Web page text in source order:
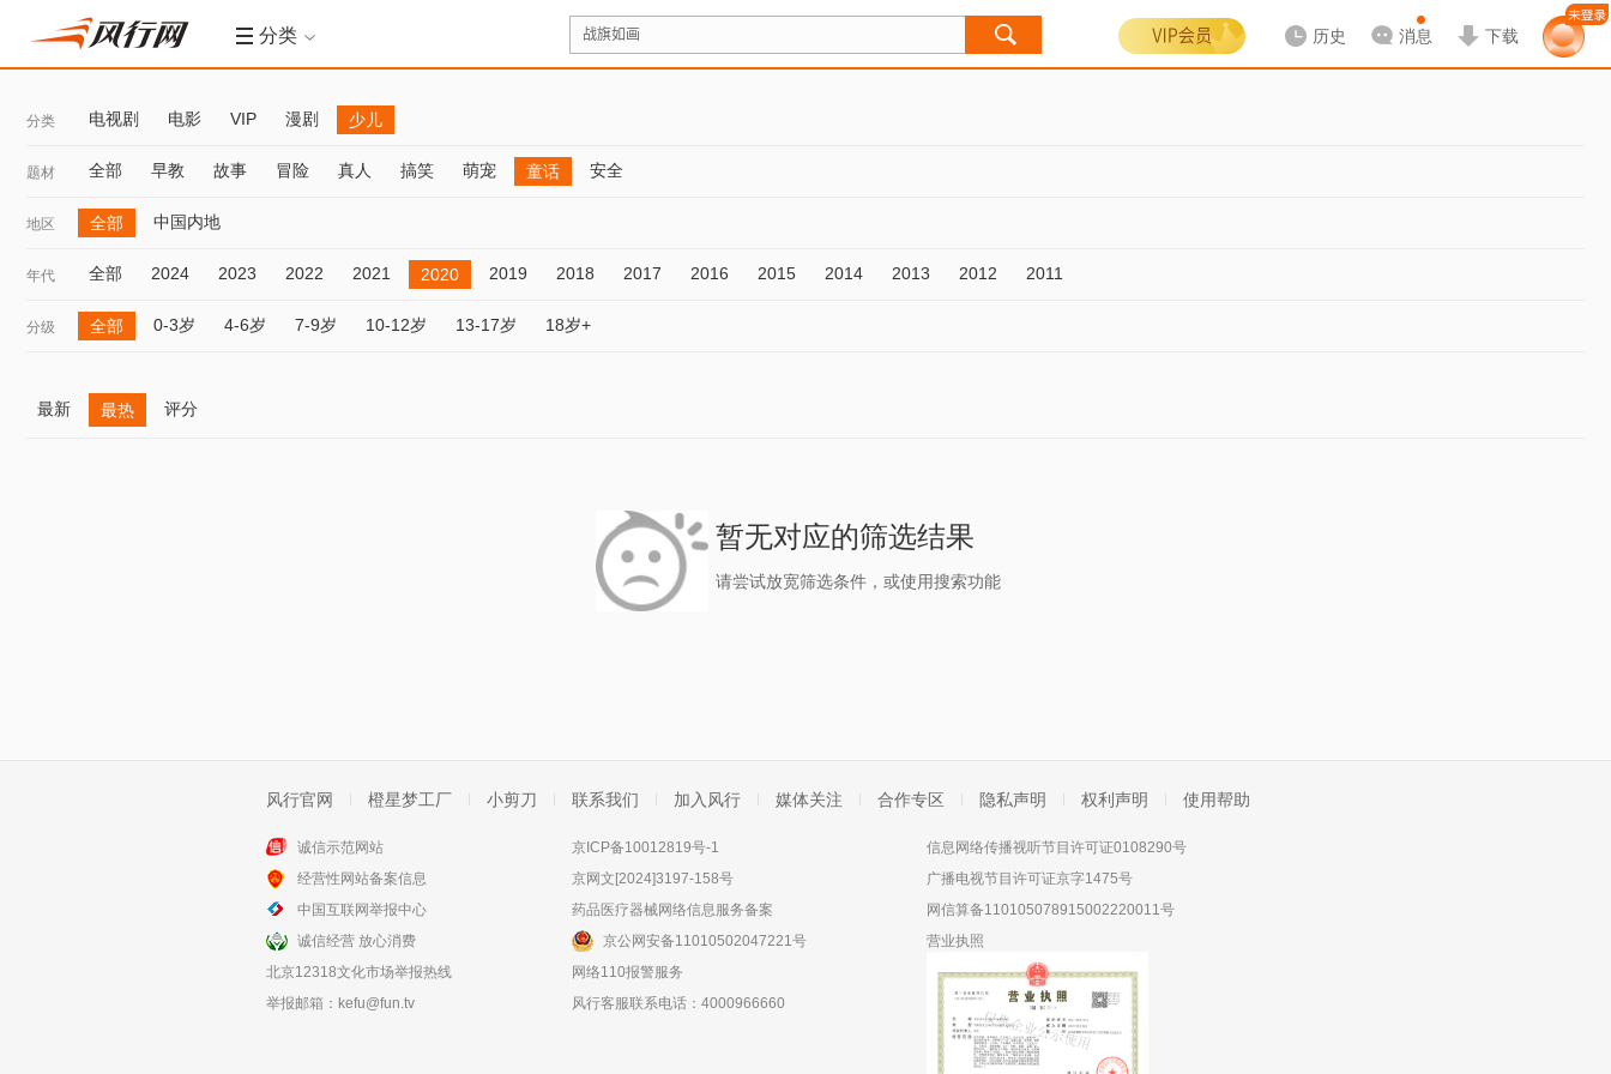
分类 历史 消息 下载
分类 电视剧 电影 VIP 漫剧 少儿
题材 全部 早教 故事 冒险 真人 搞笑 萌宠 童话 安全
地区 全部 中国内地
年代 全部 2024 2023 2022 2021 2020 2019 2018 2017 2016 2015 2014 2013 2012 2011
分级 全部 0-3岁 4-6岁 7-9岁 10-12岁 13-17岁 18岁+
最新 最热 评分
暂无对应的筛选结果
请尝试放宽筛选条件，或使用搜索功能
风行官网 橙星梦工厂 小剪刀 联系我们 加入风行 媒体关注 合作专区 隐私声明 权利声明 使用帮助
诚信示范网站
经营性网站备案信息
中国互联网举报中心
诚信经营 放心消费
北京12318文化市场举报热线
举报邮箱： kefu@fun.tv
京ICP备10012819号-1
京网文[2024]3197-158号
药品医疗器械网络信息服务备案
京公网安备11010502047221号
网络110报警服务
风行客服联系电话：4000966660
信息网络传播视听节目许可证0108290号
广播电视节目许可证京字1475号
网信算备110105078915002220011号
营业执照